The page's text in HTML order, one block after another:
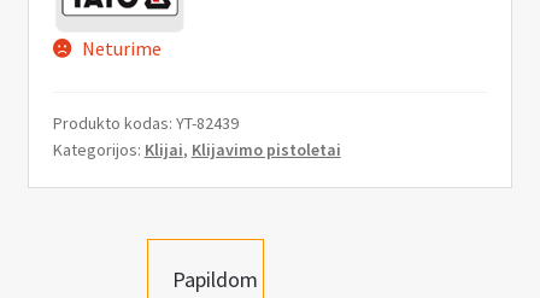
Neturime
Produkto kodas: YT-82439
Kategorijos: Klijai, Klijavimo pistoletai
Papildom